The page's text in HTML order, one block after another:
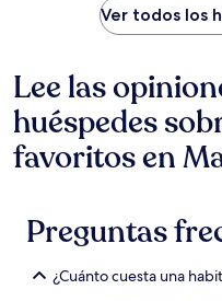
Ver todos los
Lee las
huéspedes
favoritos en
Preguntas
¿Cuánto cuesta una